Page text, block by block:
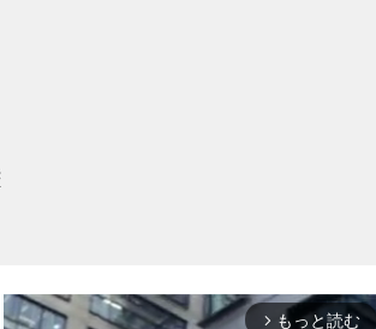
arrow_forward_ios もっと読む